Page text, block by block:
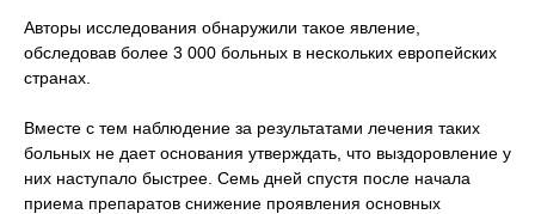
Авторы исследования обнаружили такое явление,
обследовав более 3 000 больных в нескольких европейских
странах.
Вместе с тем наблюдение за результатами лечения таких
больных не дает основания утверждать, что выздоровление у
них наступало быстрее. Семь дней спустя после начала
приема препаратов снижение проявления основных